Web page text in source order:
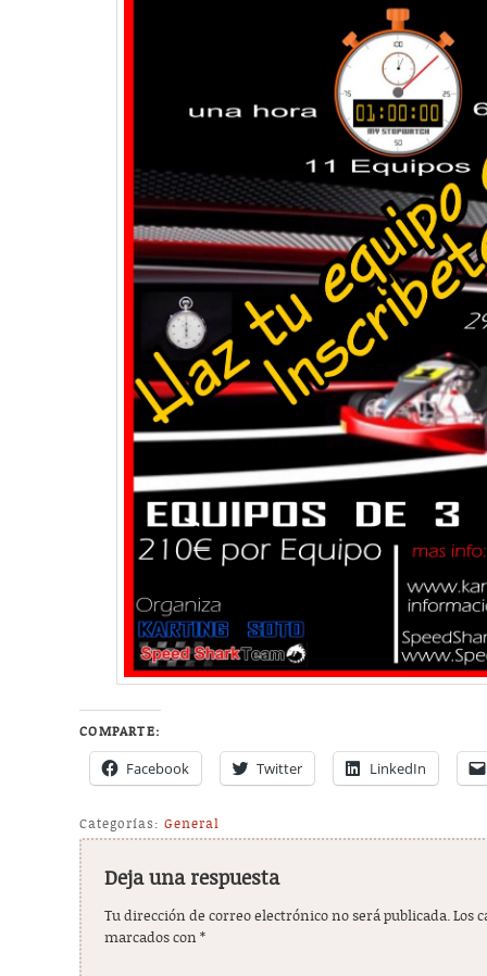
COMPARTE:
Facebook Twitter LinkedIn
Categorías: General
Deja una respuesta
Tu dirección de correo electrónico no será publicada. Los
marcados con*